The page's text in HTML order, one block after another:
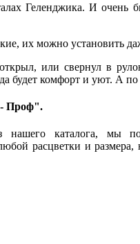
Геленджика. И
их можно установить
или свернул в
будет комфорт и уют. А
- Проф".
каталога, мы
расцветки и